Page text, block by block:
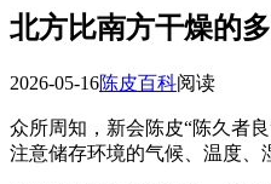
北方比南方干燥的
2026-05-16陈皮百科阅读
众所周知，新会陈皮“陈久者
注意储存环境的气候、温度、